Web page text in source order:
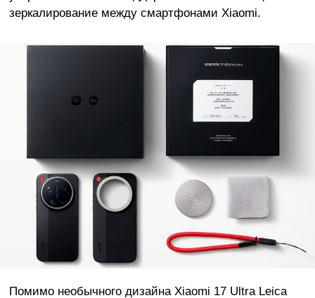
зеркалирование между смартфонами Xiaomi.
Помимо необычного дизайна Xiaomi 17 Ultra Leica